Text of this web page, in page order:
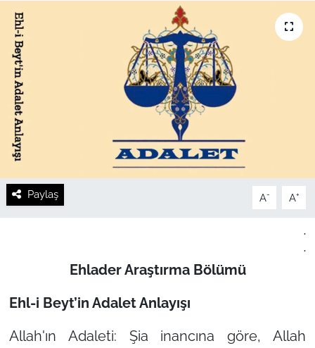
Paylaş A- A+
.
.
Ehlader Araştırma Bölümü
Ehl-i Beyt’in Adalet Anlayışı
Allah'ın Adaleti: Şia inancına göre, Allah